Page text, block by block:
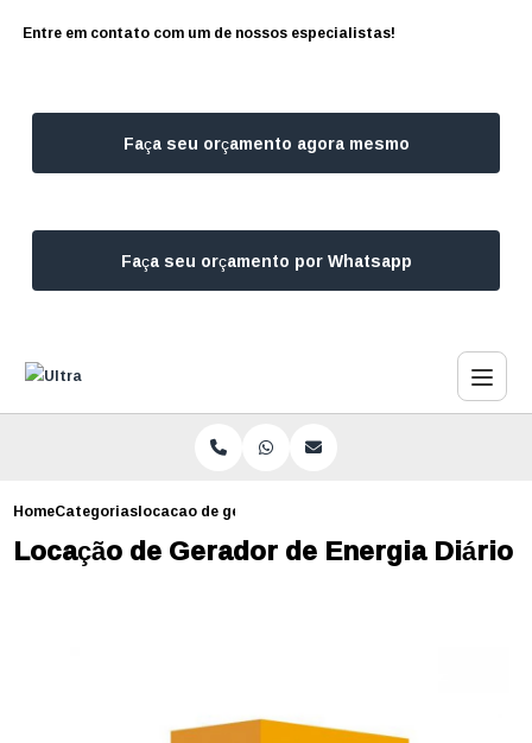
Entre em contato com um de nossos especialistas!
Faça seu orçamento agora mesmo
Faça seu orçamento por Whatsapp
HomeCategoriaslocacao de gerador de energia diario
Locação de Gerador de Energia Diário